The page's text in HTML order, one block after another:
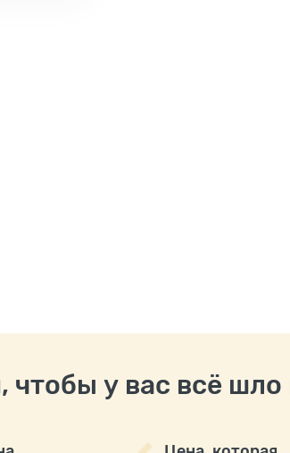
чтобы у вас всё шло